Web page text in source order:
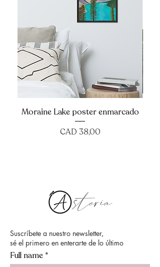
Moraine Lake poster enmarcado
Precio
CAD 38,00
Suscríbete a nuestro newsletter,
sé el primero en enterarte de lo último
Full name